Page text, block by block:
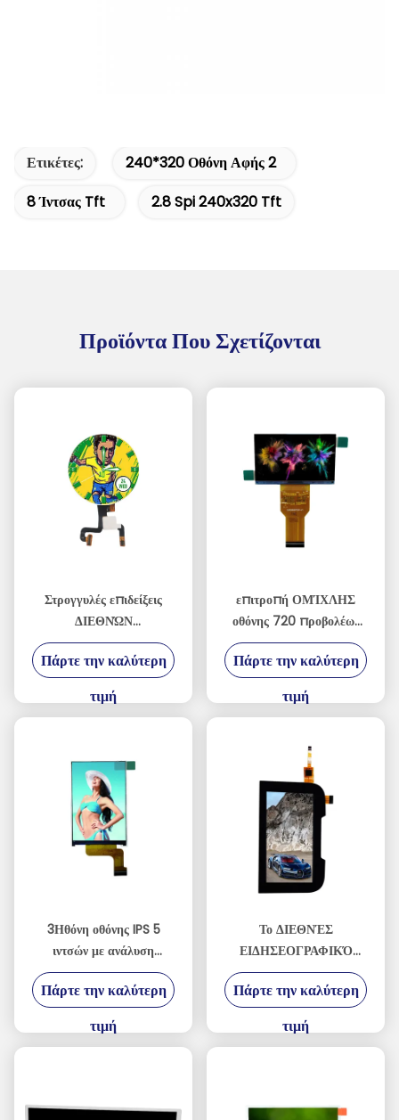
Ετικέτες:
240*320 Οθόνη Αφής 2
8 Ίντσας Tft
2.8 Spi 240x320 Tft
Προϊόντα Που Σχετίζονται
Στρογγυλές επιδείξεις
ΔΙΕΘΝΏΝ
ΕΙΔΗΣΕΟΓΡΑΦΙΚΏΝ
ΠΡΑΚΤΟΡΕΊΩΝ
1.28inch TFT LCD για το
ιατρικό εξοπλισμό
Πάρτε την καλύτερη
τιμή
επιτροπή ΟΜΊΧΛΗΣ
οθόνης 720 προβολέων
TFT LCD 2.69inch 1280
* κανένα Backlight
Πάρτε την καλύτερη
τιμή
3Ηθόνη οθόνης IPS 5
ιντσών με ανάλυση
υψηλής ευκρίνειας 320 *
480 διεπαφής 8080
παράλληλη θύρα οθόνη
οθόνης τερματικού
Πάρτε την καλύτερη
τιμή
Το ΔΙΕΘΝΈΣ
ΕΙΔΗΣΕΟΓΡΑΦΙΚΌ
ΠΡΑΚΤΟΡΕΊΟ TFT LCD
3,97 ίντσας επιδεικνύει
την οθόνη διεπαφών 480
* 800 MIPI
Πάρτε την καλύτερη
τιμή